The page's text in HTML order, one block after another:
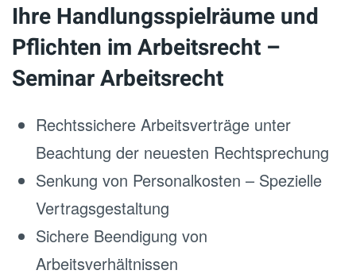
Ihre Handlungsspielräume und
Pflichten im Arbeitsrecht –
Seminar Arbeitsrecht
Rechtssichere Arbeitsverträge unter
Beachtung der neuesten Rechtsprechung
Senkung von Personalkosten – Spezielle
Vertragsgestaltung
Sichere Beendigung von
Arbeitsverhältnissen